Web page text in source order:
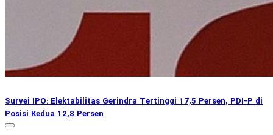
Survei IPO: Elektabilitas Gerindra Tertinggi 17,5 Persen, PDI-P di
Posisi Kedua 12,8 Persen